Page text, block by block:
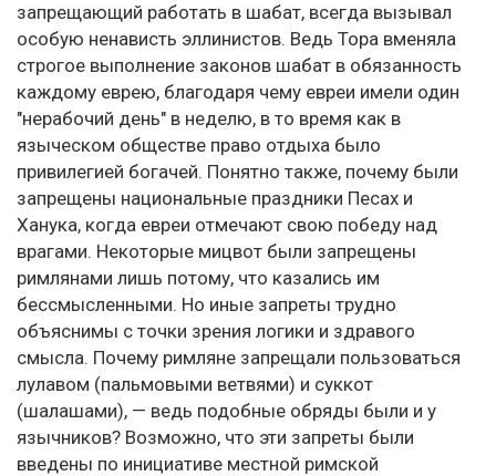
запрещающий работать в шабат, всегда вызывал
особую ненависть эллинистов. Ведь Тора вменяла
строгое выполнение законов шабат в обязанность
каждому еврею, благодаря чему евреи имели один
"нерабочий день" в неделю, в то время как в
языческом обществе право отдыха было
привилегией богачей. Понятно также, почему были
запрещены национальные праздники Песах и
Ханука, когда евреи отмечают свою победу над
врагами. Некоторые мицвот были запрещены
римлянами лишь потому, что казались им
бессмысленными. Но иные запреты трудно
объяснимы с точки зрения логики и здравого
смысла. Почему римляне запрещали пользоваться
лулавом (пальмовыми ветвями) и суккот
(шалашами), — ведь подобные обряды были и у
язычников? Возможно, что эти запреты были
введены по инициативе местной римской